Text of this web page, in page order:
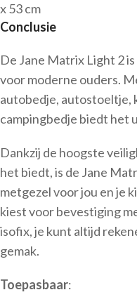
x 53 cm
Conclusie
De Jane Matrix Light 2
voor moderne ouders.
autobedje, autostoeltje,
campingbedje biedt het
Dankzij de hoogste
het biedt, is de Jane
metgezel voor jou en je
kiest voor bevestiging
isofix, je kunt altijd
gemak.
Toepasbaar: